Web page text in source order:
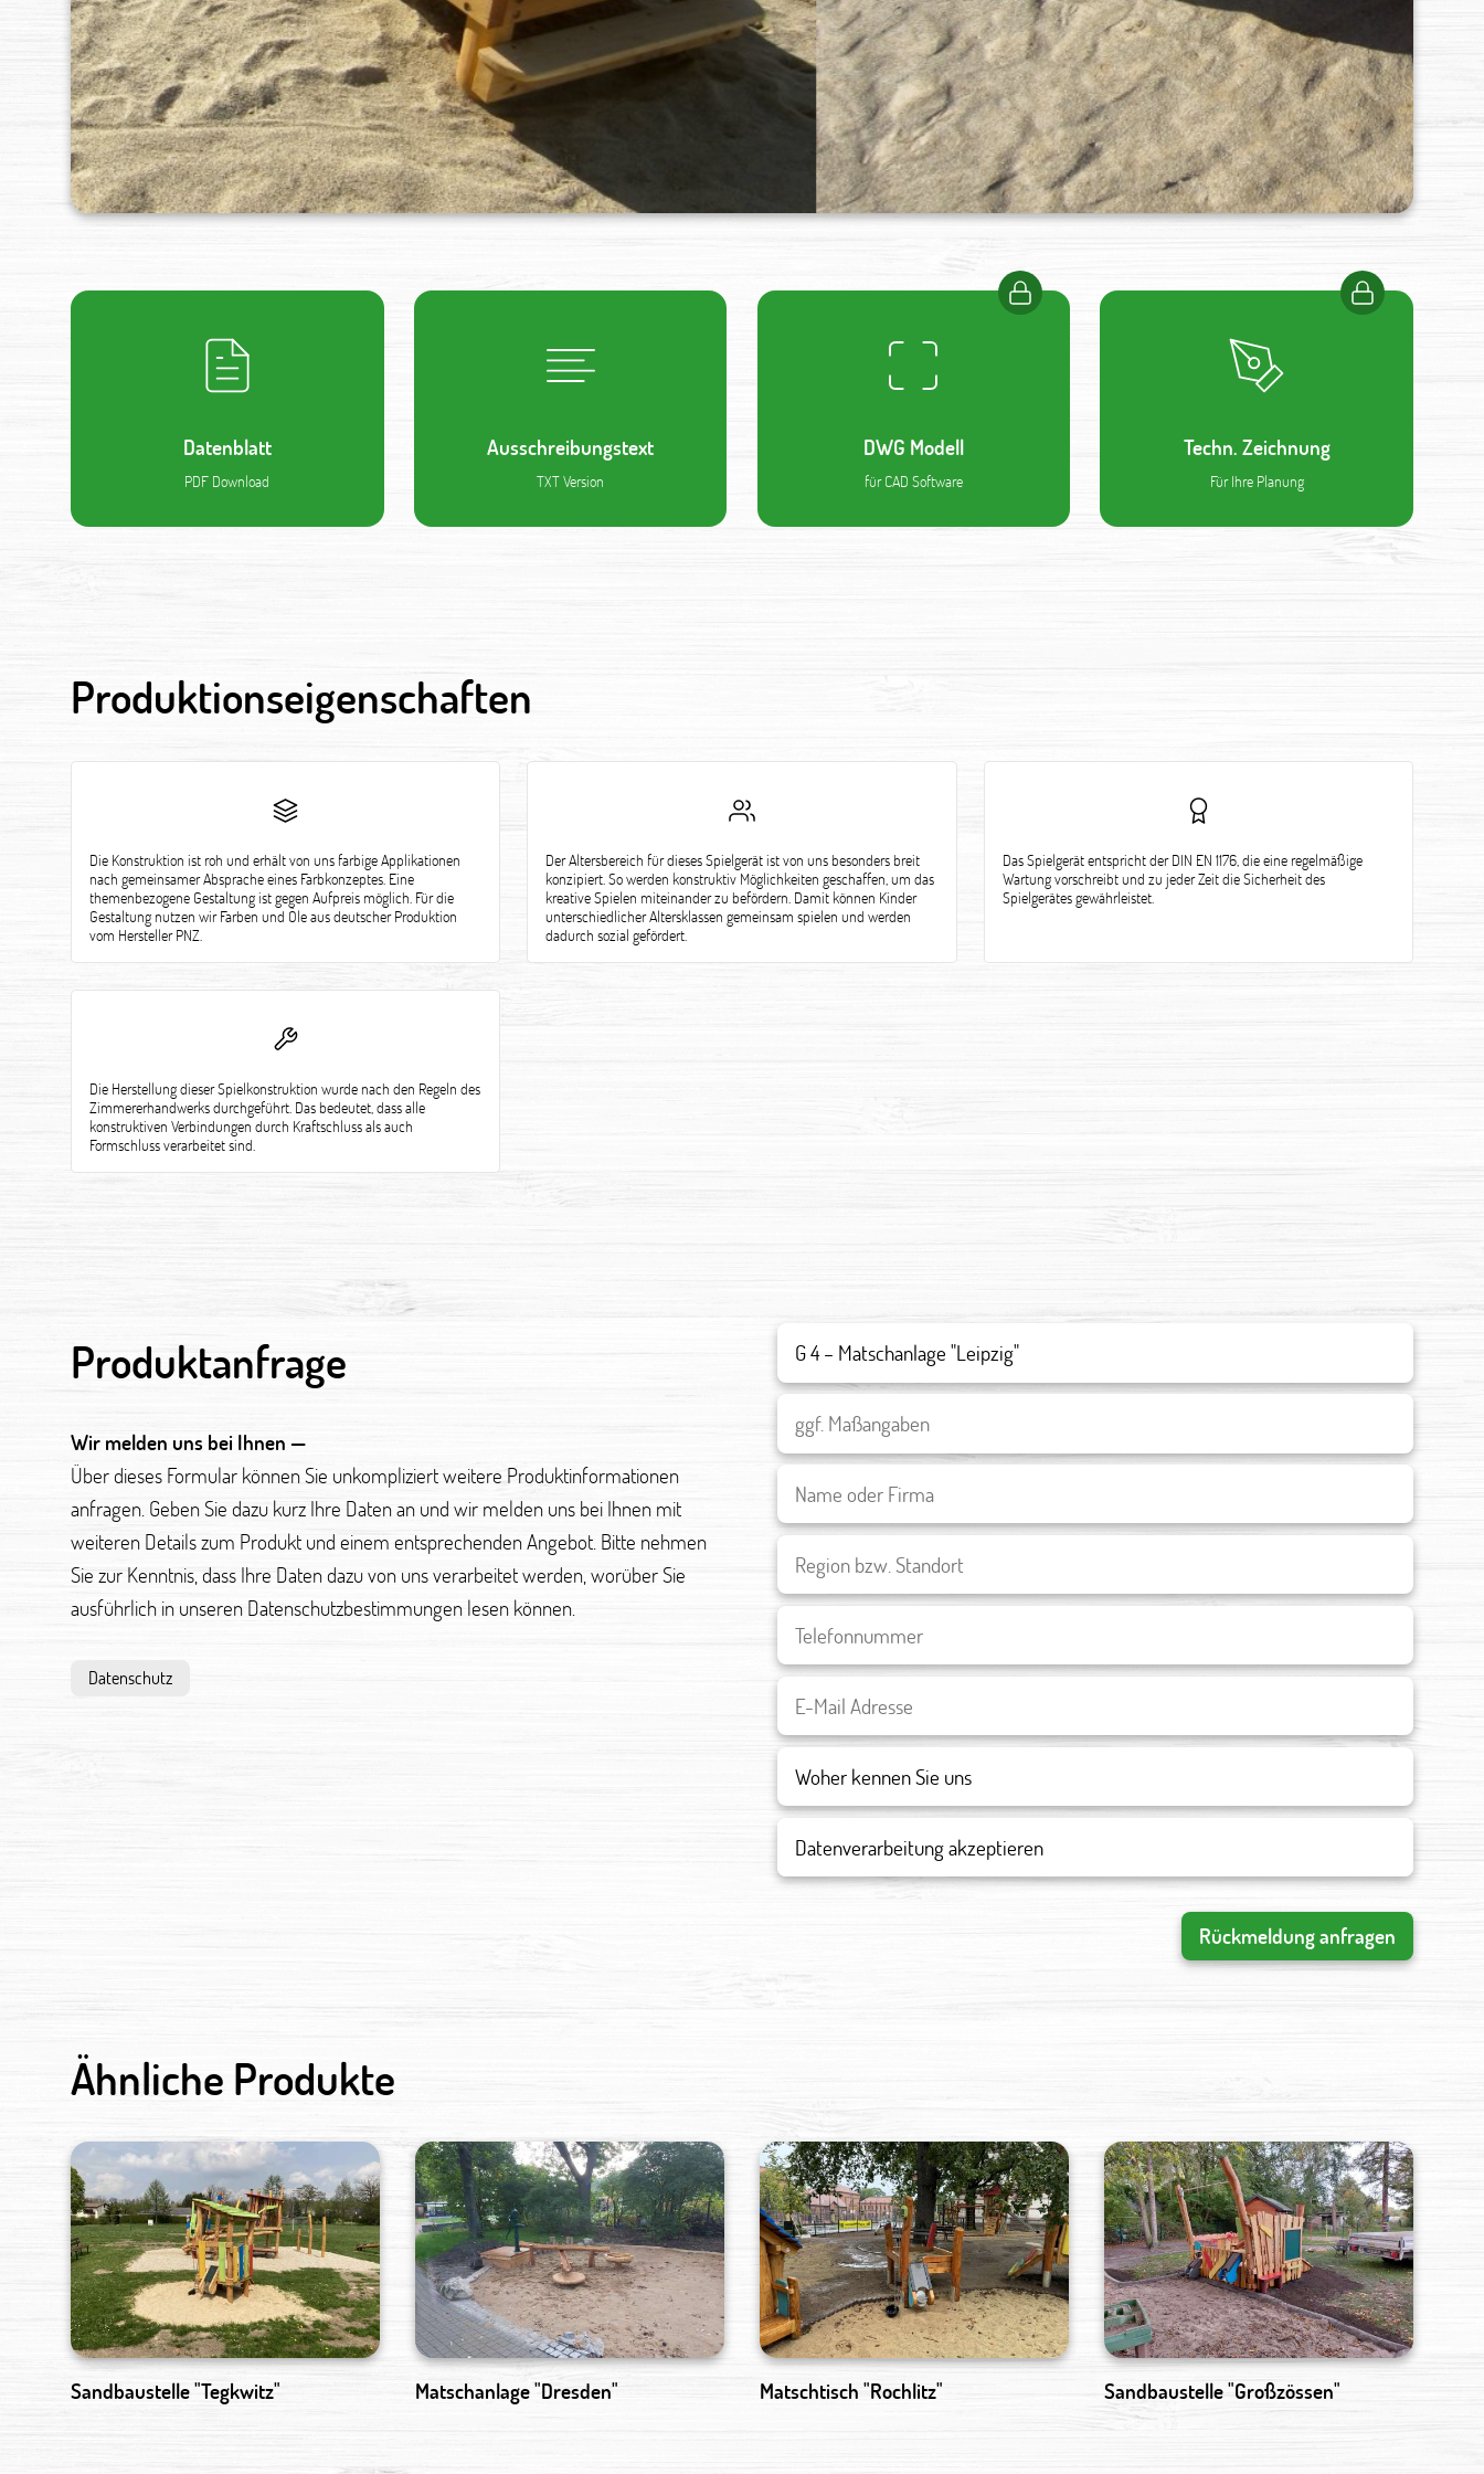
Datenblatt
PDF Download
Ausschreibungstext
TXT Version
DWG Modell
für CAD Software
Techn. Zeichnung
Für Ihre Planung
Produktionseigenschaften
Die Konstruktion ist roh und erhält von uns farbige Applikationen
nach gemeinsamer Absprache eines Farbkonzeptes. Eine
themenbezogene Gestaltung ist gegen Aufpreis möglich. Für die
Gestaltung nutzen wir Farben und Öle aus deutscher Produktion
vom Hersteller PNZ.
Der Altersbereich für dieses Spielgerät ist von uns besonders breit
konzipiert. So werden konstruktiv Möglichkeiten geschaffen, um das
kreative Spielen miteinander zu befördern. Damit können Kinder
unterschiedlicher Altersklassen gemeinsam spielen und werden
dadurch sozial gefördert.
Das Spielgerät entspricht der DIN EN 1176, die eine regelmäßige
Wartung vorschreibt und zu jeder Zeit die Sicherheit des
Spielgerätes gewährleistet.
Die Herstellung dieser Spielkonstruktion wurde nach den Regeln des
Zimmererhandwerks durchgeführt. Das bedeutet, dass alle
konstruktiven Verbindungen durch Kraftschluss als auch
Formschluss verarbeitet sind.
Produktanfrage
Wir melden uns bei Ihnen —
Über dieses Formular können Sie unkompliziert weitere Produktinformationen
anfragen. Geben Sie dazu kurz Ihre Daten an und wir melden uns bei Ihnen mit
weiteren Details zum Produkt und einem entsprechenden Angebot. Bitte nehmen
Sie zur Kenntnis, dass Ihre Daten dazu von uns verarbeitet werden, worüber Sie
ausführlich in unseren Datenschutzbestimmungen lesen können.
Datenschutz
Datenverarbeitung akzeptieren
Rückmeldung anfragen
Ähnliche Produkte
Sandbaustelle "Tegkwitz" Matschanlage "Dresden" Matschtisch "Rochlitz" Sandbaustelle "Großzössen"